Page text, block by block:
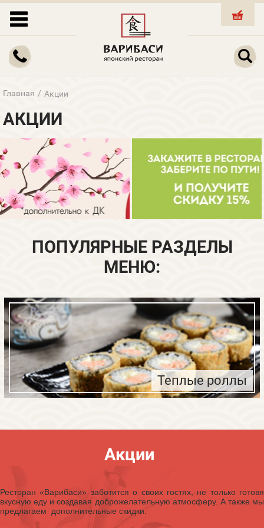
КОРЗИНА
Главная / Акции
АКЦИИ
ПОПУЛЯРНЫЕ РАЗДЕЛЫ
МЕНЮ:
Теплые роллы
Безалкогольные напитки
Акции
Ресторан «Варибаси» заботится о своих гостях, не только готовя
вкусную еду и создавая доброжелательную атмосферу. А также мы
предлагаем дополнительные скидки.